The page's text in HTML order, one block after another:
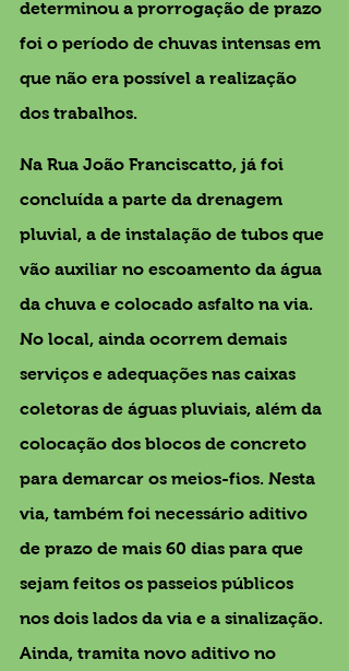
determinou a prorrogação de prazo
foi o período de chuvas intensas em
que não era possível a realização
dos trabalhos.
Na Rua João Franciscatto, já foi
concluída a parte da drenagem
pluvial, a de instalação de tubos que
vão auxiliar no escoamento da água
da chuva e colocado asfalto na via.
No local, ainda ocorrem demais
serviços e adequações nas caixas
coletoras de águas pluviais, além da
colocação dos blocos de concreto
para demarcar os meios-fios. Nesta
via, também foi necessário aditivo
de prazo de mais 60 dias para que
sejam feitos os passeios públicos
nos dois lados da via e a sinalização.
Ainda, tramita novo aditivo no